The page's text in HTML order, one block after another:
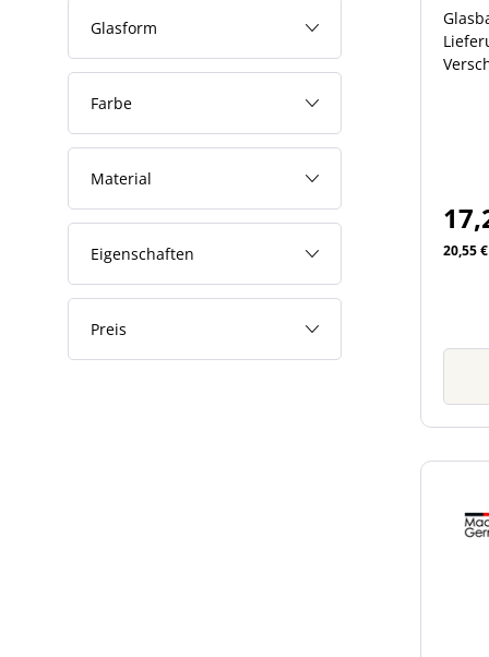
Glasform
Farbe
Material
Eigenschaften
Preis
20,55